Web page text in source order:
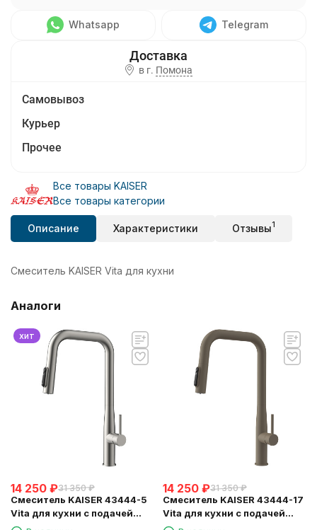
Whatsapp Telegram
в г. Помона
Самовывоз
Курьер
Прочее
Все товары KAISER
Все товары категории
Описание Характеристики Отзывы1
Смеситель KAISER Vita для кухни
Аналоги
хит
14 250 ₽31 350 ₽
Смеситель KAISER 43444-5
Vita для кухни с подачей
фильтрованной воды
14 250 ₽31 350 ₽
Смеситель KAISER 43444-17
Vita для кухни с подачей
фильтрованной воды и